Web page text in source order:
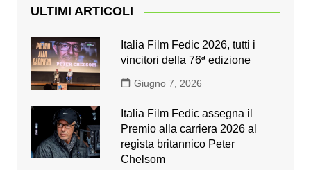
ULTIMI ARTICOLI
Italia Film Fedic 2026, tutti i
vincitori della 76ª edizione
Giugno 7, 2026
Italia Film Fedic assegna il
Premio alla carriera 2026 al
regista britannico Peter
Chelsom